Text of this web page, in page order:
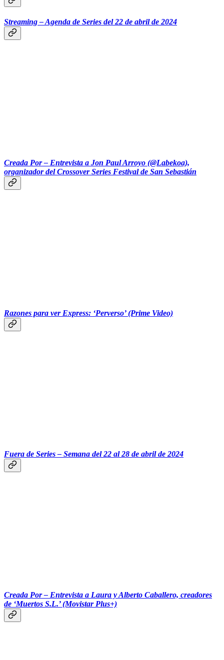
Streaming – Agenda de Series del 22 de abril de 2024
Creada Por – Entrevista a Jon Paul Arroyo (@Labekoa),
organizador del Crossover Series Festival de San Sebastián
Razones para ver Express: ‘Perverso’ (Prime Video)
Fuera de Series – Semana del 22 al 28 de abril de 2024
Creada Por – Entrevista a Laura y Alberto Caballero, creadores
de ‘Muertos S.L.’ (Movistar Plus+)